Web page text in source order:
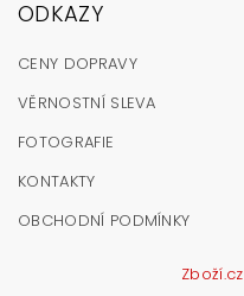
ODKAZY
CENY DOPRAVY
VĚRNOSTNÍ SLEVA
FOTOGRAFIE
KONTAKTY
OBCHODNÍ PODMÍNKY
Zboží.cz